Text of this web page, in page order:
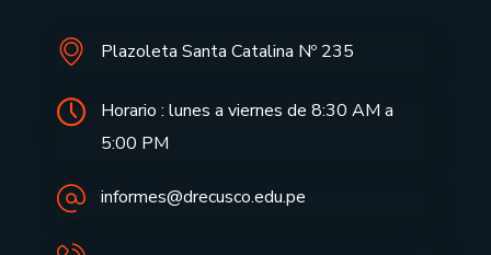
Plazoleta Santa Catalina Nº 235
Horario : lunes a viernes de 8:30 AM a
5:00 PM
informes@drecusco.edu.pe